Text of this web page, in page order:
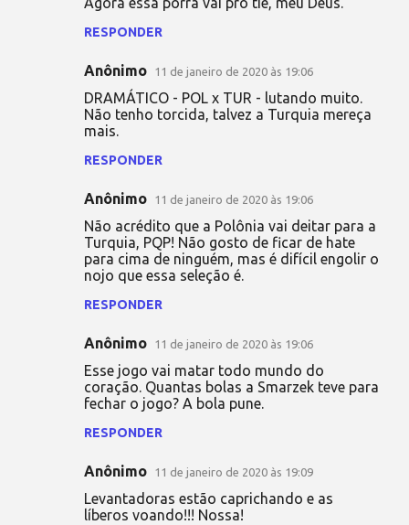
RESPONDER
Anônimo 11 de janeiro de 2020 às 19:06
DRAMÁTICO - POL x TUR - lutando muito.
Não tenho torcida, talvez a Turquia mereça
mais.
RESPONDER
Anônimo 11 de janeiro de 2020 às 19:06
Não acrédito que a Polônia vai deitar para a
Turquia, PQP! Não gosto de ficar de hate
para cima de ninguém, mas é difícil engolir o
nojo que essa seleção é.
RESPONDER
Anônimo 11 de janeiro de 2020 às 19:06
Esse jogo vai matar todo mundo do
coração. Quantas bolas a Smarzek teve para
fechar o jogo? A bola pune.
RESPONDER
Anônimo 11 de janeiro de 2020 às 19:09
Levantadoras estão caprichando e as
líberos voando!!! Nossa!